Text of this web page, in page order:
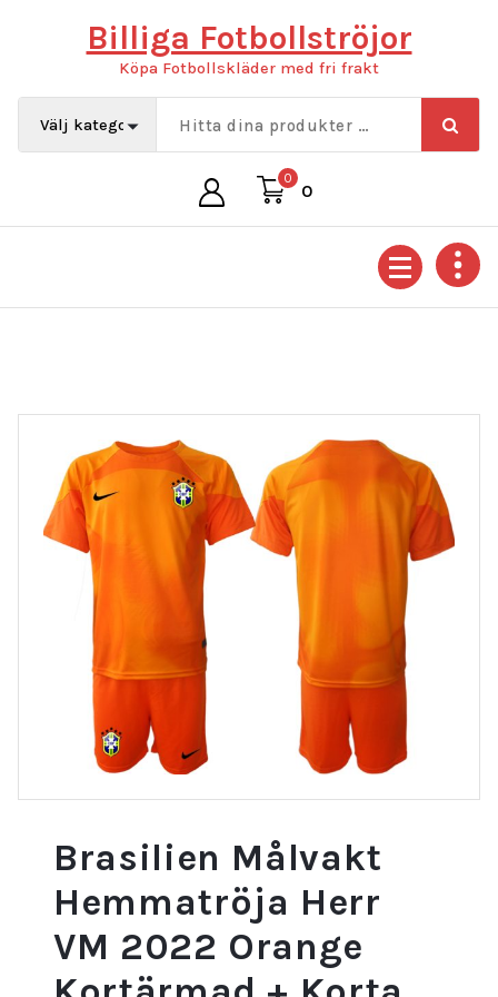
Billiga Fotbollströjor
Köpa Fotbollskläder med fri frakt
0
0
Brasilien Målvakt
Hemmatröja Herr
VM 2022 Orange